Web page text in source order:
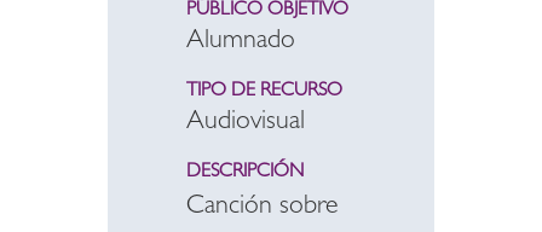
PÚBLICO OBJETIVO
Alumnado
TIPO DE RECURSO
Audiovisual
DESCRIPCIÓN
Canción sobre